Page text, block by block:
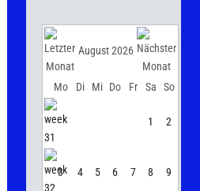
August 2026
Mo Di Mi Do Fr Sa So
1 2
3 4 5 6 7 8 9